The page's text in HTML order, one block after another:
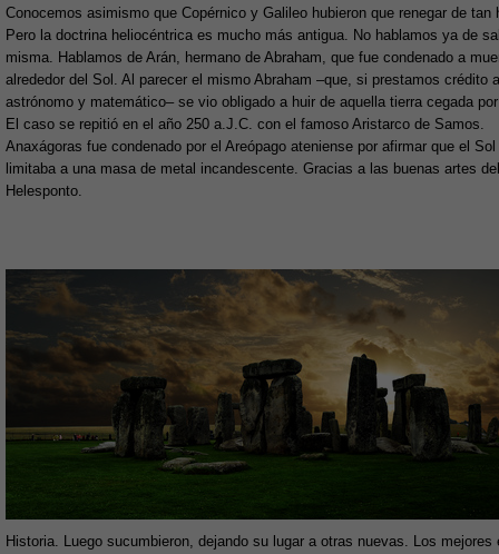
Conocemos asimismo que Copérnico y Galileo hubieron que renegar de tan
Pero la doctrina heliocéntrica es mucho más antigua. No hablamos ya de
misma. Hablamos de Arán, hermano de Abraham, que fue condenado a
alrededor del Sol. Al parecer el mismo Abraham –que, si prestamos crédito
astrónomo y matemático– se vio obligado a huir de aquella tierra cegada
El caso se repitió en el año 250 a.J.C. con el famoso Aristarco de Samos.
Anaxágoras fue condenado por el Areópago ateniense por afirmar que el
limitaba a una masa de metal incandescente. Gracias a las buenas artes
Helesponto.
Historia. Luego sucumbieron, dejando su lugar a otras nuevas. Los